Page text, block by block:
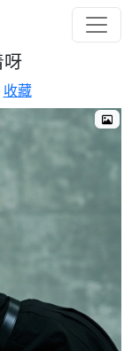
呀
收藏